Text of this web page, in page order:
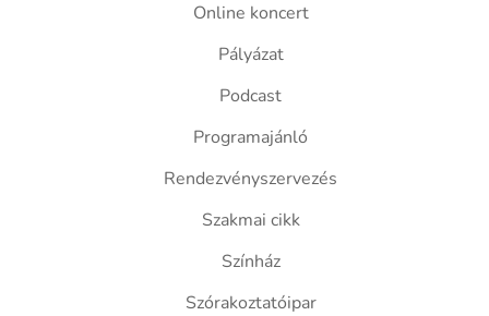
Online koncert
Pályázat
Podcast
Programajánló
Rendezvényszervezés
Szakmai cikk
Színház
Szórakoztatóipar